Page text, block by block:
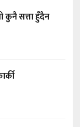
कुनै सत्ता हुँदैन